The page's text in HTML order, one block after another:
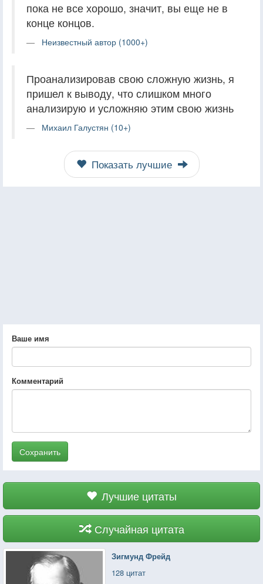
пока не все хорошо, значит, вы еще не в
конце концов.
Неизвестный автор (1000+)
Проанализировав свою сложную жизнь, я
пришел к выводу, что слишком много
анализирую и усложняю этим свою жизнь
Михаил Галустян (10+)
Показать лучшие
Ваше имя
Комментарий
Сохранить
Лучшие цитаты
Случайная цитата
Зигмунд Фрейд
128 цитат